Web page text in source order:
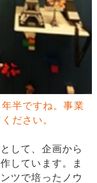
半ですね。事業
ださい。
して、企画から
しています。ま
ツで培ったノウ